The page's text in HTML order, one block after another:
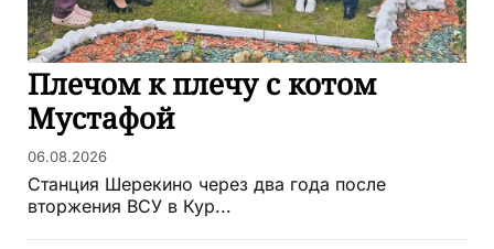
Плечом к плечу с котом
Мустафой
06.08.2026
Станция Шерекино через два года после
вторжения ВСУ в Кур...